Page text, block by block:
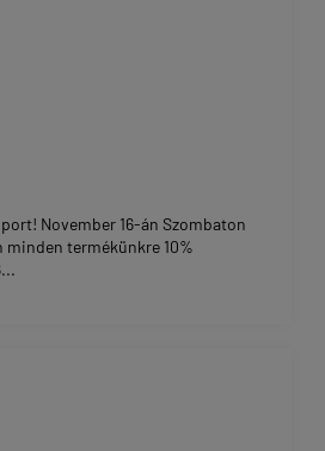
November 16-án Szombaton
minden termékünkre 10%